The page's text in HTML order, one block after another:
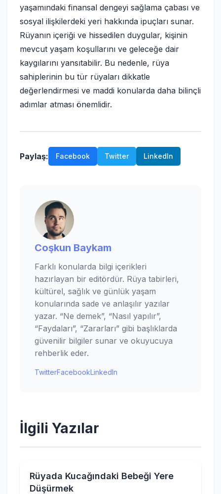
yaşamındaki finansal dengeyi sağlama çabası ve
sosyal ilişkilerdeki yeri hakkında ipuçları sunar.
Rüyanın içeriği ve hissedilen duygular, kişinin
mevcut yaşam koşullarını ve geleceğe dair
kaygılarını yansıtabilir. Bu nedenle, rüya
sahiplerinin bu tür rüyaları dikkatle
değerlendirmesi ve maddi konularda daha bilinçli
adımlar atması önemlidir.
Paylaş: Facebook Twitter LinkedIn
Coşkun Baykam
Farklı konularda bilgi içerikleri
hazırlayan bir editördür. Rüya tabirleri,
kültürel, sağlık ve günlük yaşam
konularında sade ve anlaşılır yazılar
yazar. “Ne demek”, “Nasıl yapılır”,
“Faydaları”, “Zararları” gibi başlıklarda
güvenilir bilgiler sunar ve okuyucuya
rehberlik eder.
TwitterFacebookLinkedIn
İlgili Yazılar
Rüyada Kucağındaki Bebeği Yere
Düşürmek